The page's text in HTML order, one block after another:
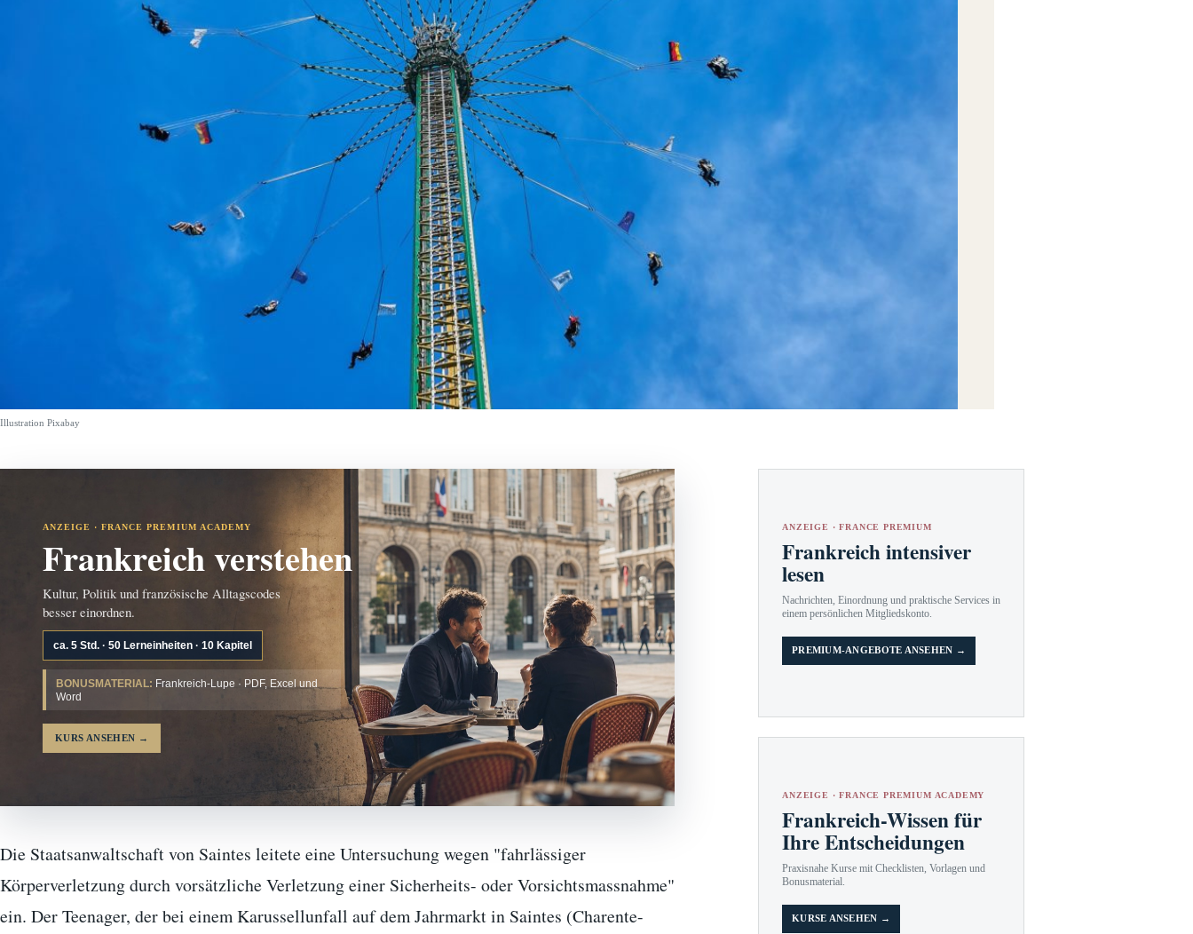
Illustration Pixabay
ANZEIGE · FRANCE PREMIUM ACADEMY
Frankreich verstehen
Kultur, Politik und französische Alltagscodes
besser einordnen.
ca. 5 Std. · 50 Lerneinheiten · 10 Kapitel
BONUSMATERIAL: Frankreich-Lupe · PDF, Excel und
Word
KURS ANSEHEN →
Die Staatsanwaltschaft von Saintes leitete eine Untersuchung wegen "fahrlässiger
Körperverletzung durch vorsätzliche Verletzung einer Sicherheits- oder Vorsichtsmassnahme"
ein. Der Teenager, der bei einem Karussellunfall auf dem Jahrmarkt in Saintes (Charente-
ANZEIGE · FRANCE PREMIUM
Frankreich intensiver
lesen
Nachrichten, Einordnung und praktische Services in
einem persönlichen Mitgliedskonto.
PREMIUM-ANGEBOTE ANSEHEN →
ANZEIGE · FRANCE PREMIUM ACADEMY
Frankreich-Wissen für
Ihre Entscheidungen
Praxisnahe Kurse mit Checklisten, Vorlagen und
Bonusmaterial.
KURSE ANSEHEN →